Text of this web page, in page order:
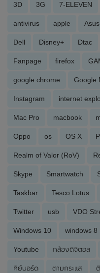
3D 3G 7-ELEVEN
antivirus apple Asus
Dell Disney+ Dtac
Fanpage firefox
google chrome Google
Instagram internet
Mac Pro macbook
Oppo os OS X
Realm of Valor (RoV)
Skype Smartwatch
Taskbar Tesco Lotus
Twitter usb VDO
Windows 10 windows 8
Youtube กล้องดิจิตอล
คีย์บอร์ด ตามกระแส